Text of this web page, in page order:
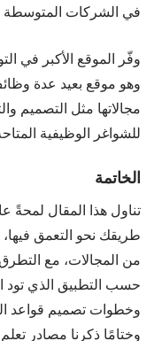
في الشركات المتوسطة
وفّر الموقع الأكبر في
وهو موقع بعيد عدة
مجالاتها مثل التصميم
للشواغر الوظيفية
الخاتمة
تناول هذا المقال
طريقك نحو التعمق
من المجالات، مع التطرق
حسب التطبيق الذي تود
وخطوات تصميم قواعد
وختامًا ذكرنا مصادر